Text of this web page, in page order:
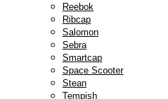
Reebok
Ribcap
Salomon
Sebra
Smartcap
Space Scooter
Stean
Tempish